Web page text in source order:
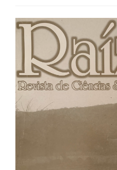
Barra
lateral
de
artigos